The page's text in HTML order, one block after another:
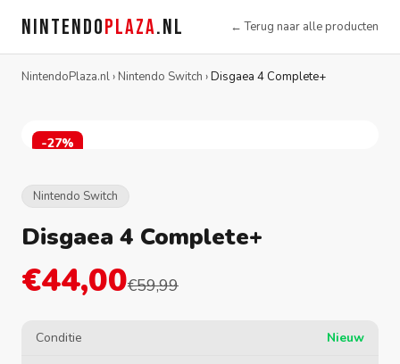
NINTENDOPLAZA.NL ← Terug naar alle producten
NintendoPlaza.nl› Nintendo Switch ›Disgaea 4 Complete+
-27%
Nintendo Switch
Disgaea 4 Complete+
€44,00€59,99
Conditie Nieuw